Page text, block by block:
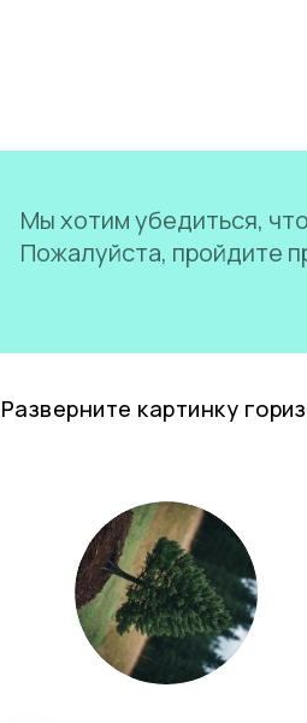
Мы хотим убедиться,
Пожалуйста, пройдите
Разверните картинку